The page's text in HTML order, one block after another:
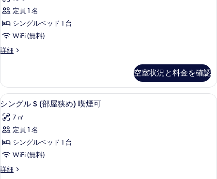
す
る
す
べ
て
の
を
表
示
す
る
禁
の
詳
グ
ル
A
(標
準
−ム)
喫
煙
可
の
す
べ
て
定員 1 名
シングルベッド 1 台
WiFi (無料)
詳細
シ
A
(標
準
−ム)
喫
可
の
細
空室状況と料金を確認
シ
ン
グ
ル
S
(部
屋
デスク、遮光カーテン、WiFi (無料)
12
シングル S (部屋狭め) 喫煙可
7 ㎡
定員 1 名
シングルベッド 1 台
WiFi (無料)
詳細
シ